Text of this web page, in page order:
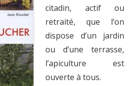
citadin, actif ou
retraité, que l’on
dispose d’un jardin
ou d’une terrasse,
l’apiculture est
ouverte à tous.